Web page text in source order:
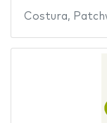
Costura,